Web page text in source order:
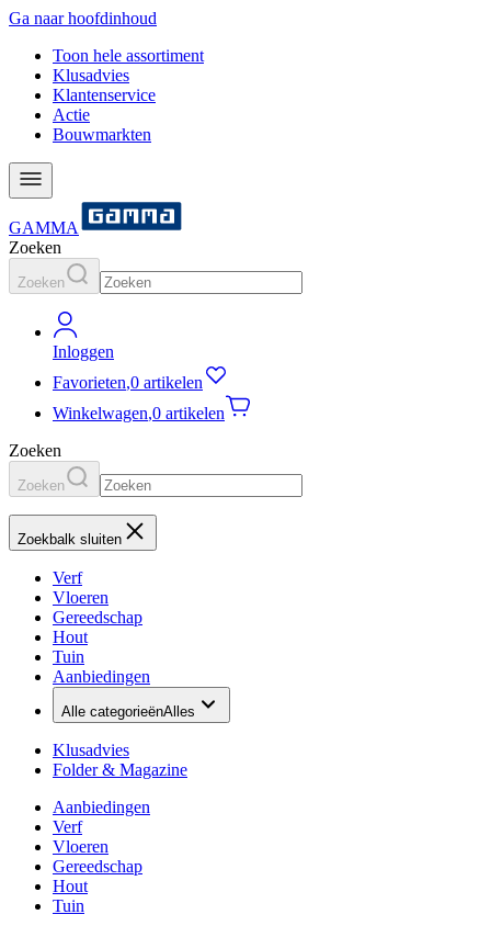
Ga naar hoofdinhoud
Toon hele assortiment
Klusadvies
Klantenservice
Actie
Bouwmarkten
GAMMA
Zoeken
Zoeken
Inloggen
Favorieten,0 artikelen
Winkelwagen,0 artikelen
Zoeken
Zoeken
Zoekbalk sluiten
Verf
Vloeren
Gereedschap
Hout
Tuin
Aanbiedingen
Alle categorieënAlles
Klusadvies
Folder & Magazine
Aanbiedingen
Verf
Vloeren
Gereedschap
Hout
Tuin